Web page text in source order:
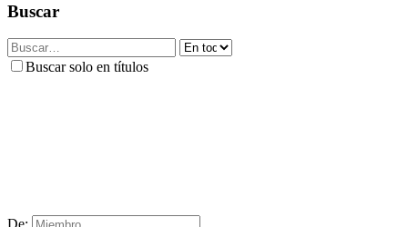
Buscar
Buscar solo en títulos